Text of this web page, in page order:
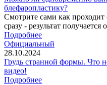
блефаропластику?
Смотрите сами как
сразу - результат
Подробнее
Официальный
28.10.2024
Грудь странной формы. Что
видео!
Подробнее